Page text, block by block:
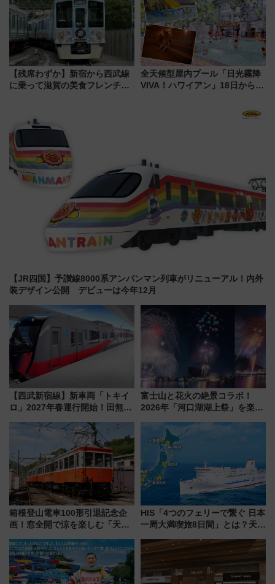
【残席わずか】新宿から西武線
に乗って滋賀の美食フレンチを
や伝統文化の特別コラボ
全天候型屋内プール「日光霧降
VIVA！ハワイアン」18日から営
ァミリーから大人まで幅広い世
代が一日中楽しる夏のリゾート
【JR四国】予讃線8000系アンパンマン列車がリニューアル！内外
装デザイン公開 デビューは今年12月
【西武新宿線】新車両「トキイ
ロ」2027年春運行開始！田無・
「第2弾」も
富士山と花火の絶景コラボ！
2026年「河口湖湖上祭」を楽し
ススメ
箱根登山電車100形引退記念企
画！窓全開で涼を楽しむ「天然
発売
HIS「4つのフェリーで繋ぐ 日本
一周大満喫旅8日間」とは？天橋
の絶景＆限定グルメを網羅！煩
雑な手続きも不要でお手軽に楽
しめるプランが登場